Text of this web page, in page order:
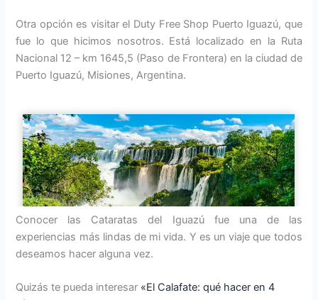
Otra opción es visitar el Duty Free Shop Puerto Iguazú, que
fue lo que hicimos nosotros. Está localizado en la Ruta
Nacional 12 – km 1645,5 (Paso de Frontera) en la ciudad de
Puerto Iguazú, Misiones, Argentina.
Conocer las Cataratas del Iguazú fue una de las
experiencias más lindas de mi vida. Y es un viaje que todos
deseamos hacer alguna vez.
Quizás te pueda interesar «El Calafate: qué hacer en 4